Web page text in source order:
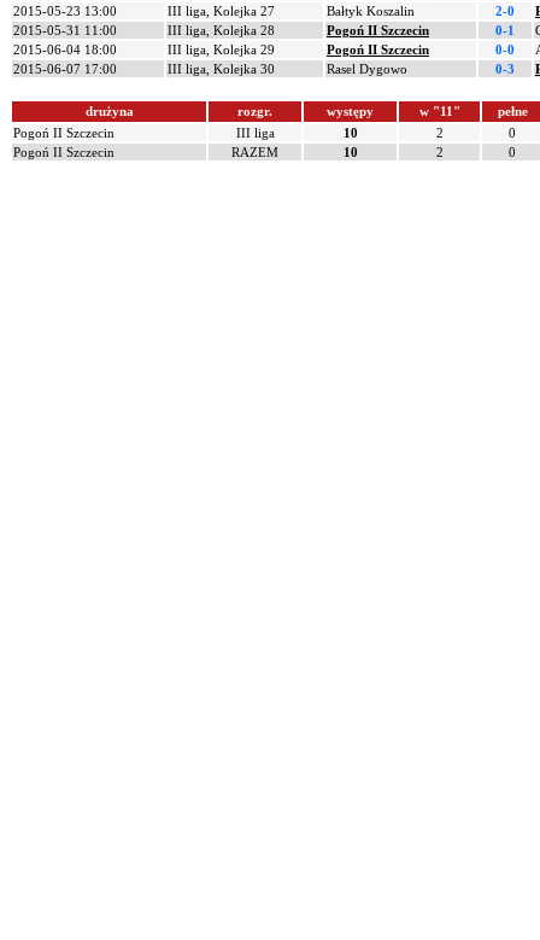
2015-05-23 13:00
III liga, Kolejka 27 Bałtyk Koszalin 2-0
2015-05-31 11:00
III liga, Kolejka 28 Pogoń II Szczecin 0-1
2015-06-04 18:00
III liga, Kolejka 29 Pogoń II Szczecin 0-0
2015-06-07 17:00
III liga, Kolejka 30 Rasel Dygowo 0-3
drużyna rozgr. występy w "11"
pełne
Pogoń II Szczecin
III liga 10 2
0
Pogoń II Szczecin
RAZEM 10 2 0